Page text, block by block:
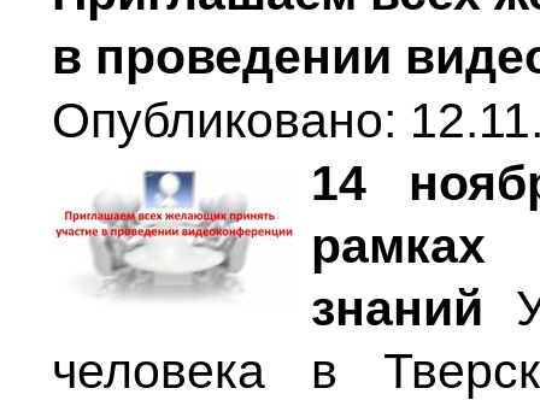
в проведении
Опубликовано:
14
знаний
человека в